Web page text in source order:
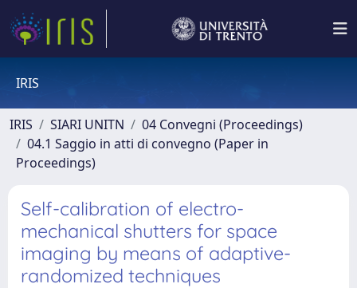
IRIS
IRIS SIARI UNITN
04 Convegni (Proceedings)
04.1 Saggio in atti di convegno (Paper in
Proceedings)
Self-calibration of electro-
mechanical shutters for space
imaging by means of adaptive-
randomized techniques